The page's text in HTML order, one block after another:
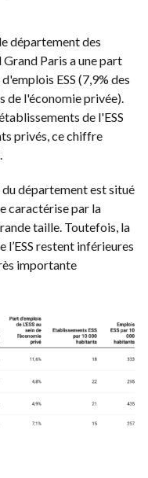
département des
Grand Paris a une part
ESS (7,9% des
de l'économie privée).
de l'ESS
privés, ce chiffre
département est situé
caractérise par la
taille. Toutefois, la
l’ESS restent inférieures
importante